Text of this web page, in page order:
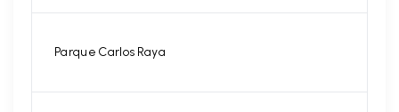
Parque Carlos Raya